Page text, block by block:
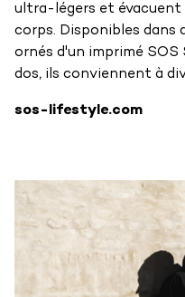
ultra-légers et évacuent
corps. Disponibles dans
ornés d'un imprimé
dos, ils conviennent à
sos-lifestyle.com